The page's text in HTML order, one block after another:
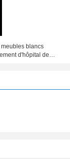
meubles blancs
d'hôpital de